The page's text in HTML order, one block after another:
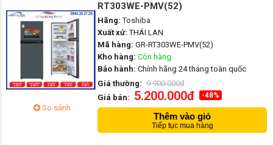
So sánh
RT303WE-PMV(52)
Hãng: Toshiba
Xuất xứ: THÁI LAN
Mã hàng: GR-RT303WE-PMV(52)
Kho hàng: Còn hàng
Bảo hành: Chính hãng 24 tháng toàn quốc
Giá thường: 9.900.000đ
Giá bán: 5.200.000đ -48%
Thêm vào giỏ
Tiếp tục mua hàng